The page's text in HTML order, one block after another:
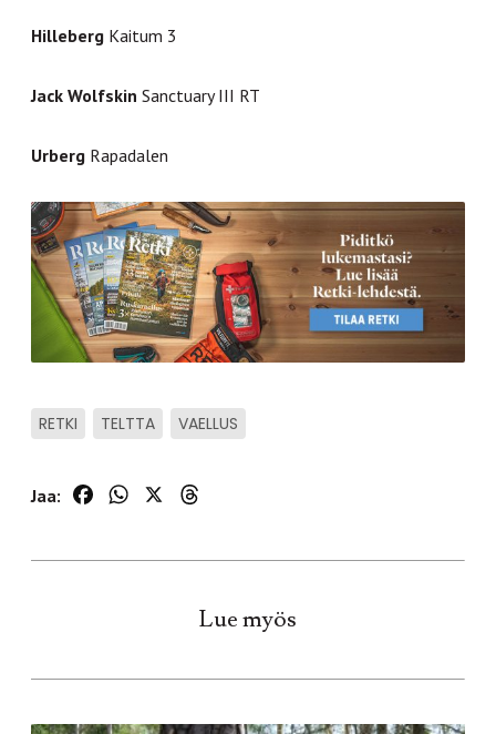
Hilleberg Kaitum 3
Jack Wolfskin Sanctuary III RT
Urberg Rapadalen
RETKI TELTTA VAELLUS
Jaa: FacebookWhatsApp
Lue myös